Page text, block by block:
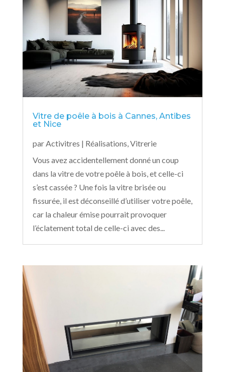
Vitre de poêle à bois à Cannes, Antibes
et Nice
parActivitres | Réalisations,Vitrerie
Vous avez accidentellement donné un coup
dans la vitre de votre poêle à bois, et celle-ci
s’est cassée ? Une fois la vitre brisée ou
fissurée, il est déconseillé d’utiliser votre poêle,
car la chaleur émise pourrait provoquer
l’éclatement total de celle-ci avec des...